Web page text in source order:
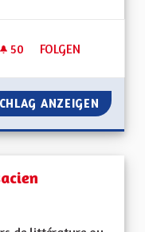
50 50 FOLLOWER
FOLGEN
SAUVER LA
ANZEIGEN